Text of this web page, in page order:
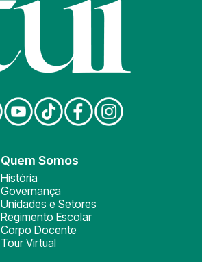
Quem Somos
História
Governança
Unidades e Setores
Regimento Escolar
Corpo Docente
Tour Virtual